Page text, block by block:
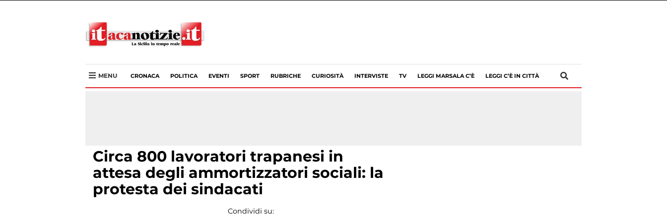
MENU CRONACA POLITICA EVENTI SPORT RUBRICHE CURIOSITÀ INTERVISTE TV LEGGI MARSALA C’È LEGGI C’È IN CITTÀ
Circa 800 lavoratori trapanesi in
attesa degli ammortizzatori sociali: la
protesta dei sindacati
Condividi su: